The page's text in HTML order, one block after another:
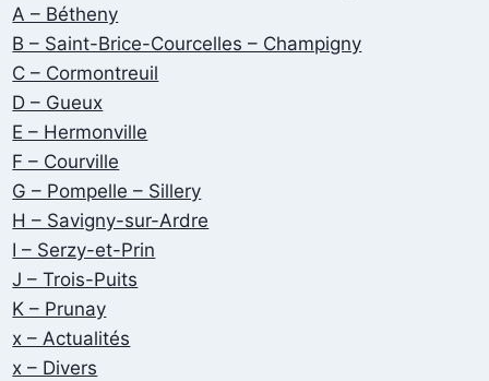
A – Bétheny
B – Saint-Brice-Courcelles – Champigny
C – Cormontreuil
D – Gueux
E – Hermonville
F – Courville
G – Pompelle – Sillery
H – Savigny-sur-Ardre
I – Serzy-et-Prin
J – Trois-Puits
K – Prunay
x – Actualités
x – Divers